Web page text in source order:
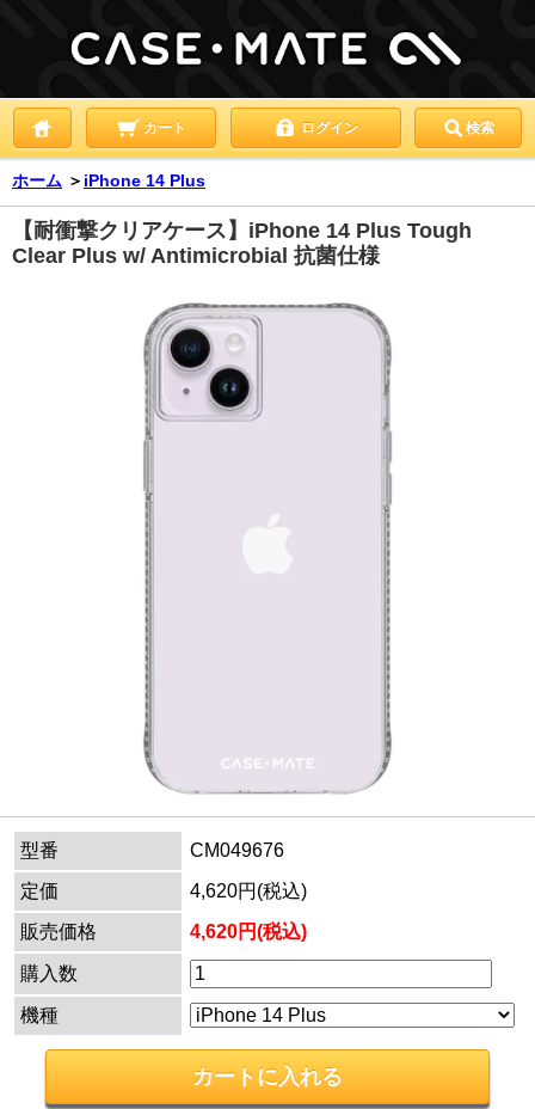
カート ログイン 検索
ホーム ＞ iPhone 14 Plus
【耐衝撃クリアケース】iPhone 14 Plus Tough
Clear Plus w/ Antimicrobial 抗菌仕様
型番
CM049676
定価
4,620円(税込)
販売価格
4,620円(税込)
購入数
機種